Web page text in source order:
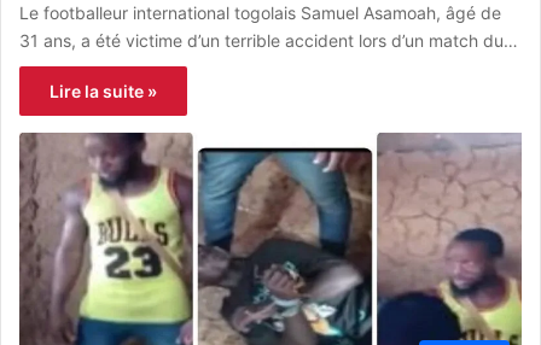
Le footballeur international togolais Samuel Asamoah, âgé de
31 ans, a été victime d’un terrible accident lors d’un match du…
Lire la suite »